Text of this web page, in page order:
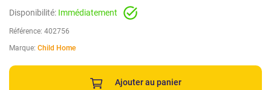
Disponibilité: Immédiatement
Référence: 402756
Marque: Child Home
Ajouter au panier